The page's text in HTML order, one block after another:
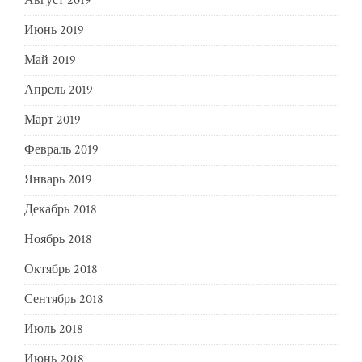
Июнь 2019
Май 2019
Апрель 2019
Март 2019
Февраль 2019
Январь 2019
Декабрь 2018
Ноябрь 2018
Октябрь 2018
Сентябрь 2018
Июль 2018